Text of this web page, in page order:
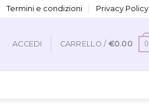
Termini e condizioni Privacy Policy
ACCEDI CARRELLO / €0.00 0